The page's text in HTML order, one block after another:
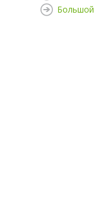
Большой